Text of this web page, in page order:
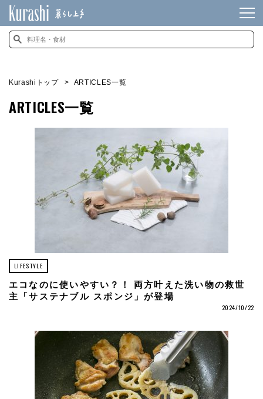
Kurashiトップ ARTICLES一覧
ARTICLES一覧
LIFESTYLE
エコなのに使いやすい？！ 両方叶えた洗い物の救世
主「サステナブル スポンジ」が登場
2024/10/22